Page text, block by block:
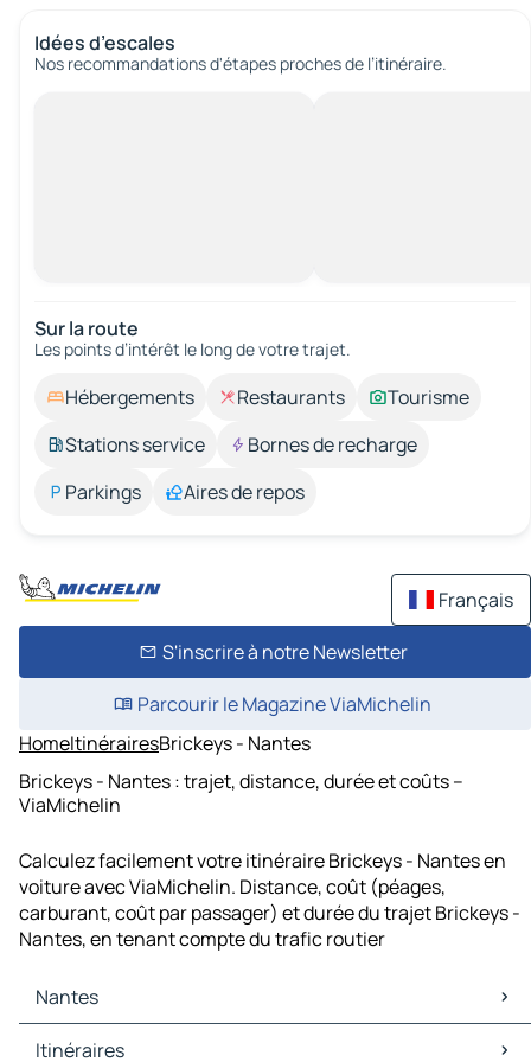
Idées d’escales
Nos recommandations d'étapes proches de l’itinéraire.
Sur la route
Les points d’intérêt le long de votre trajet.
Hébergements Restaurants
Tourisme
Stations service
Bornes de recharge
Parkings
Aires de repos
Français
S'inscrire à notre Newsletter
Parcourir le Magazine ViaMichelin
HomeItinérairesBrickeys - Nantes
Brickeys - Nantes : trajet, distance, durée et coûts –
ViaMichelin
Calculez facilement votre itinéraire Brickeys - Nantes en
voiture avec ViaMichelin. Distance, coût (péages,
carburant, coût par passager) et durée du trajet Brickeys -
Nantes, en tenant compte du trafic routier
Nantes
Nantes Cartes et plans
Itinéraires